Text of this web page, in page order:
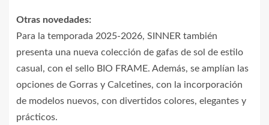
Otras novedades:
Para la temporada 2025-2026, SINNER también
presenta una nueva colección de gafas de sol de estilo
casual, con el sello BIO FRAME. Además, se amplían las
opciones de Gorras y Calcetines, con la incorporación
de modelos nuevos, con divertidos colores, elegantes y
prácticos.